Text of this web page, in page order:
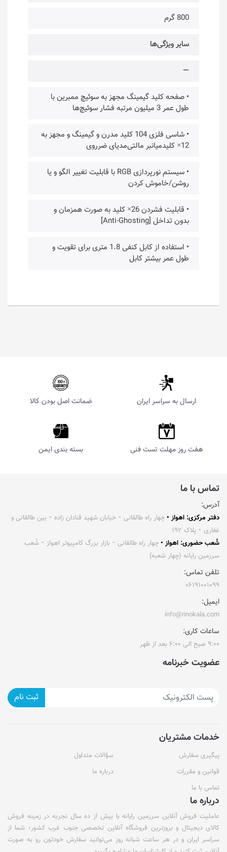
800 گرم
سایر ویژگی‌ها
—
• صفحه کلید گیمینگ مجهز به سوئیچ ممبرین با
طول عمر 3 میلیون مرتبه فشار سوئیچ‌ها
• شاسی فلزی 104 کلید مدرن و گیمینگ و مجهز به
12× کلیدمیانبر مالتی‌مدیای ضرروی
• سیستم نورپردازی RGB با قابلیت تغییر الگو و یا
روشن/خاموش کردن
• قابلیت فشردن 26× کلید به صورت همزمان و
بدون تداخل [Anti-Ghosting]
• استفاده از کابل کنفی 1.8 متری برای تقویت و
طول عمر بیشتر کابل
ارسال به سراسر ایران ضمانت اصل بودن کالا
هفت روز مهلت تست فنی بسته بندی ایمن
تماس با ما
آدرس:
دفتر مرکزی: اهواز • چهار راه طالقانی ⁃ خیابان شهید قنادان زاده ⁃ بین طالقانی و
غفاری ⁃ پلاک ۱۹۲
شُعب حضوری: اهواز • چهار راه طالقانی ⁃ بازار بزرگ کامپیوتر اهواز ⁃ شُعب
سرزمین رایانه (چهار شعبه)
تلفن تماس:
۰۶۱۹۱۰۰۱۰۹۹
ایمیل:
info@rinokala.com
ساعات کاری:
۹:۰۰ صبح الی ۶:۰۰ بعد از ظهر
عضویت خبرنامه
ثبت نام
خدمات مشتریان
پیگیری سفارش
سؤالات متداول
قوانین و مقررات
درباره ما
تماس با ما
درباره ما
عاملیت فروش آنلاین سرزمین رایانه با بیش از ده سال تجربه در زمینه فروش
کالای دیجیتال و بروزترین فروشگاه آنلاین تخصصی جنوب غرب کشور؛ شما از
سراسر ایران و در هر ساعت شبانه روز می‌توانید سفارش خودتون رو به صورت